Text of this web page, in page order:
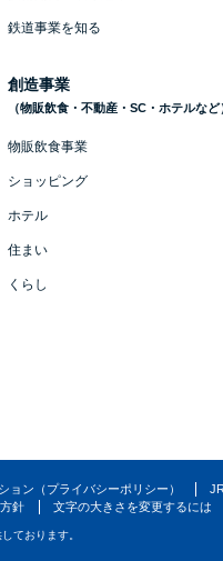
鉄道事業を知る
創造事業
（物販飲食・不動産・SC・ホテルなど
物販飲食事業
ショッピング
ホテル
住まい
くらし
ョン（プライバシーポリシー）
針
文字の大きさを変更するには
ております。